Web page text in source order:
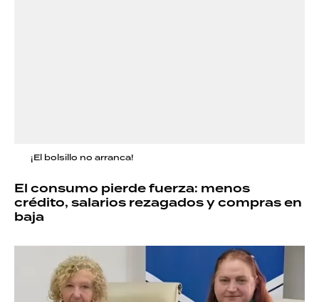
¡El bolsillo no arranca!
El consumo pierde fuerza: menos
crédito, salarios rezagados y compras en
baja